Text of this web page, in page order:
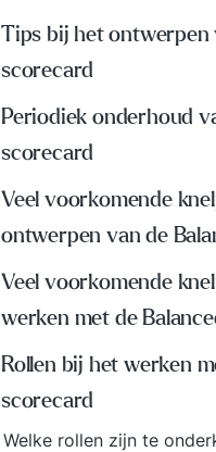
Tips bij het ontwerpen
scorecard
Periodiek onderhoud
scorecard
Veel voorkomende
ontwerpen van de
Veel voorkomende
werken met de
Rollen bij het werken
scorecard
Welke rollen zijn te